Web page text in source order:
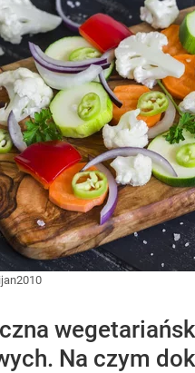
Na czym